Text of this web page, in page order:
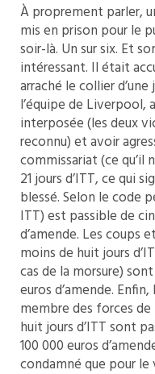
À proprement parler,
mis en prison pour le
soir-là. Un sur six. Et
intéressant. Il était
arraché le collier
l’équipe de Liverpool,
interposée (les deux
reconnu) et avoir
commissariat (ce qu’il
21 jours d’ITT, ce qui
blessé. Selon le code
ITT) est passible de
d’amende. Les coups
moins de huit jours
cas de la morsure)
euros d’amende.
membre des forces
huit jours d’ITT sont
100 000 euros
condamné que pour le